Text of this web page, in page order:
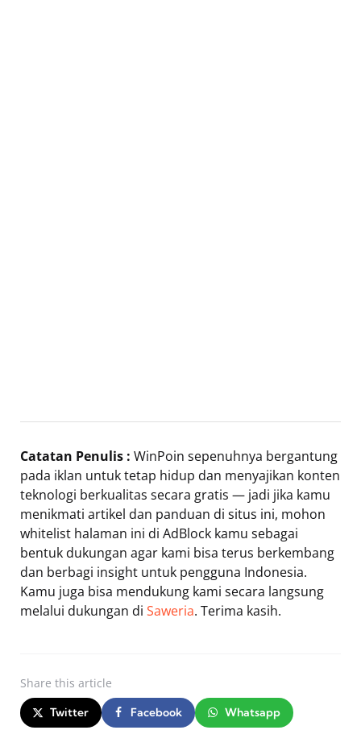
Catatan Penulis : WinPoin sepenuhnya bergantung
pada iklan untuk tetap hidup dan menyajikan konten
teknologi berkualitas secara gratis — jadi jika kamu
menikmati artikel dan panduan di situs ini, mohon
whitelist halaman ini di AdBlock kamu sebagai
bentuk dukungan agar kami bisa terus berkembang
dan berbagi insight untuk pengguna Indonesia.
Kamu juga bisa mendukung kami secara langsung
melalui dukungan di Saweria. Terima kasih.
Share this article
Twitter Facebook Whatsapp